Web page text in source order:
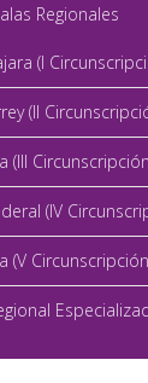
Regionales
(I
(II
(III
(IV
(V